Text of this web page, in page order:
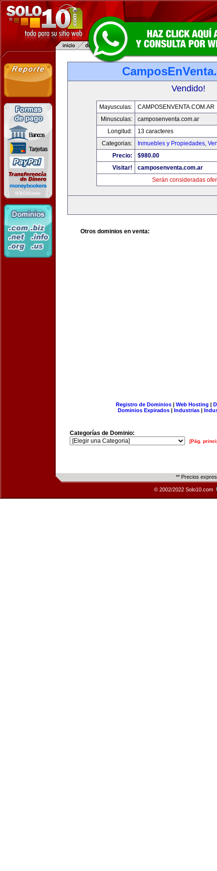
Vendido!
Mayusculas:
CAMPOSENVENTA.COM.AR
Minusculas:
camposenventa.com.ar
Longitud:
13 caracteres
Categorias:
Inmuebles y Propiedades,
Precio:
$980.00
Visitar!
camposenventa.com.ar
Serán consideradas
Otros dominios en venta:
Registro de Dominios| Web Hosting |
Dominios Expirados | Industrias |
Categorías de Dominio:
[Pág.
** Precios
© 2002/2022 Solo10.com